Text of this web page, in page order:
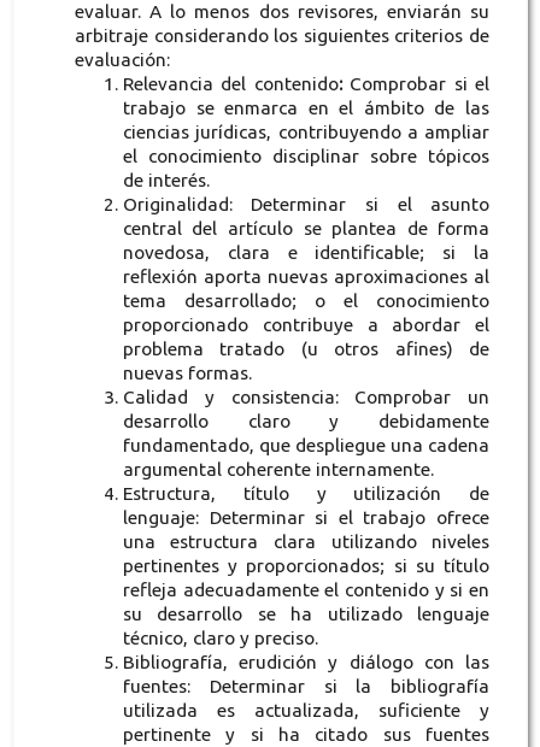
evaluar. A lo menos dos revisores, enviarán su
arbitraje considerando los siguientes criterios de
evaluación:
Relevancia del contenido: Comprobar si el
trabajo se enmarca en el ámbito de las
ciencias jurídicas, contribuyendo a ampliar
el conocimiento disciplinar sobre tópicos
de interés.
Originalidad: Determinar si el asunto
central del artículo se plantea de forma
novedosa, clara e identificable; si la
reflexión aporta nuevas aproximaciones al
tema desarrollado; o el conocimiento
proporcionado contribuye a abordar el
problema tratado (u otros afines) de
nuevas formas.
Calidad y consistencia: Comprobar un
desarrollo claro y debidamente
fundamentado, que despliegue una cadena
argumental coherente internamente.
Estructura, título y utilización de
lenguaje: Determinar si el trabajo ofrece
una estructura clara utilizando niveles
pertinentes y proporcionados; si su título
refleja adecuadamente el contenido y si en
su desarrollo se ha utilizado lenguaje
técnico, claro y preciso.
Bibliografía, erudición y diálogo con las
fuentes: Determinar si la bibliografía
utilizada es actualizada, suficiente y
pertinente y si ha citado sus fuentes